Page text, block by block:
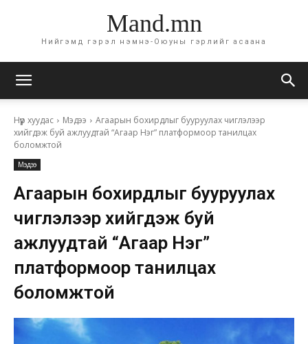
Mand.mn
Нийгэмд гэрэл нэмнэ-Оюуны гэрлийг асаана
Нүүр хуудас Мэдээ
Агаарын бохирдлыг бууруулах чиглэлээр
хийгдэж буй ажлуудтай “Агаар Нэг” платформоор танилцах
боломжтой
Мэдээ
Агаарын бохирдлыг бууруулах
чиглэлээр хийгдэж буй
ажлуудтай “Агаар Нэг”
платформоор танилцах
боломжтой